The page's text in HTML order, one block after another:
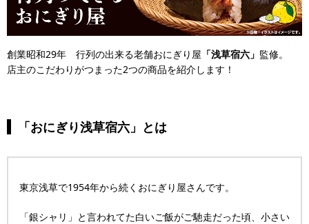
創業昭和29年 行列の出来る老舗おにぎり屋 「浅草宿六」 監修。
店主のこだわりがつまった2つの商品を紹介します！
「おにぎり浅草宿六」とは
東京浅草で1954年から続くおにぎり屋さんです。
「銀シャリ」と言われてた白いご飯がご馳走だった頃、小さい